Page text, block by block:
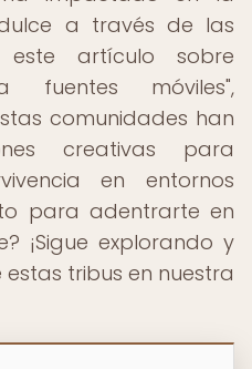
a través de las
este artículo sobre
fuentes móviles",
comunidades han
creativas para
en entornos
para adentrarte en
¡Sigue explorando y
tribus en nuestra